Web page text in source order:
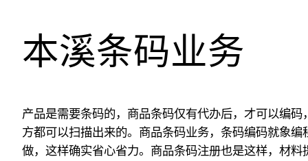
本溪条码业务
产品是需要条码的，商品条码仅有代办后，才可以编
方都可以扫描出来的。商品条码业务，条码编码就象
做，这样确实省心省力。商品条码注册也是这样，材